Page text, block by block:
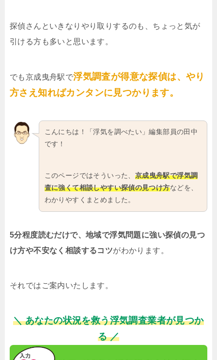
探偵さんといきなりやり取りするのも、ちょっと気が
引ける方も多いと思います。
でも京成曳舟駅で浮気調査が得意な探偵は、やり
方さえ知ればカンタンに見つかります。
こんにちは！「浮気を調べたい」編集部員の田中
です！
このページではそういった、 京成曳舟駅で浮気調
査に強くて相談しやすい探偵の見つけ方などを、
わかりやすくまとめました。
5分程度読むだけで、地域で浮気問題に強い探偵の見つ
け方や不安なく相談するコツがわかります。
それではご案内いたします。
＼ あなたの状況を救う浮気調査業者が見つか
る ／